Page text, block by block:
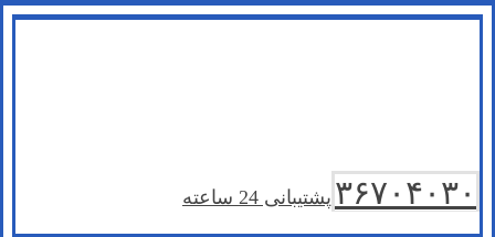
۳۶۷۰۴۰۳۰ پشتیبانی 24 ساعته